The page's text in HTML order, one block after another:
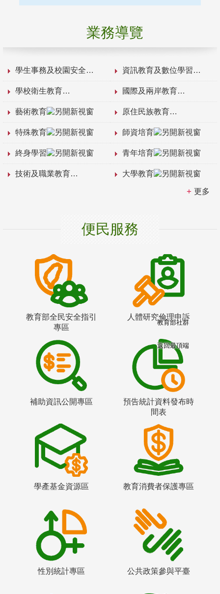
業務導覽
學生事務及校園安全 資訊教育及數位學習
學校衛生教育 國際及兩岸教育
藝術教育 原住民族教育
特殊教育 師資培育
終身學習 青年培育
技術及職業教育 大學教育
更多
便民服務
教育部全民安全指引
專區
人體研究倫理申訴
補助資訊公開專區
預告統計資料發布時
間表
學產基金資源區 教育消費者保護專區
性別統計專區 公共政策參與平臺
教育部社群
返回最頂端